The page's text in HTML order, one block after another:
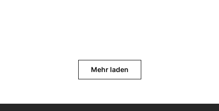
Mehr laden